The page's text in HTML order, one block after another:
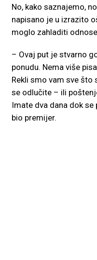
No, kako saznajemo,
napisano je u izrazito
moglo zahladiti
– Ovaj put je stvarno
ponudu. Nema više
Rekli smo vam sve što
se odlučite – ili
Imate dva dana dok
bio premijer.